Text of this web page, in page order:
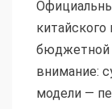
китайского
бюджетной
внимание:
модели —